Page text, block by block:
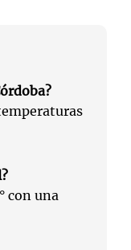
con una